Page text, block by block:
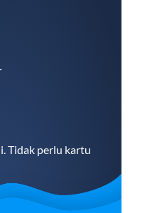
Tidak perlu kartu